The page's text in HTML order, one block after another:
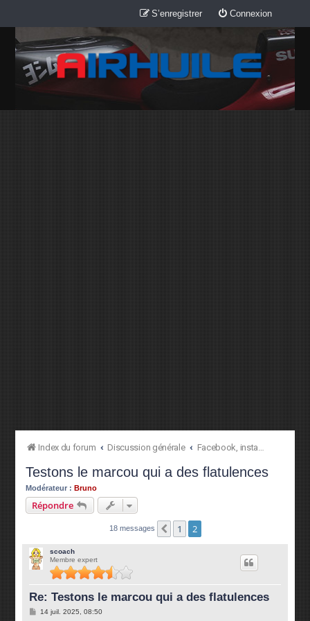
Connexion
S’enregistrer
Index du forum Discussion générale Facebook, instagram, TikTok...
Testons le marcou qui a des flatulences
Modérateur : Bruno
Répondre
18 messages Précédente
1 2
scoach
Membre expert
Re: Testons le marcou qui a des flatulences
M14 juil. 2025, 08:50